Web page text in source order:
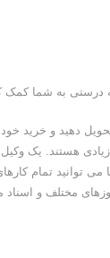
درستی به شما کمک
دهید و خرید خود
هستند. یک وکیل
توانید تمام کارهای
مختلف و